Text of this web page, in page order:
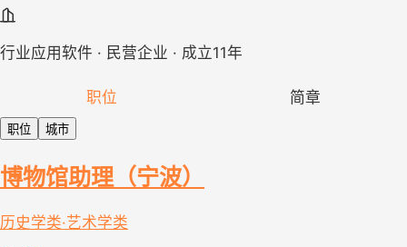
行业应用软件 · 民营企业 · 成立11年
职位 简章
职位 城市
博物馆助理（宁波）
历史学类·艺术学类